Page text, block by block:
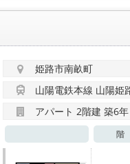
姫路市南畝町
山陽電鉄本線 山陽姫
アパート 2階建 築6年
階